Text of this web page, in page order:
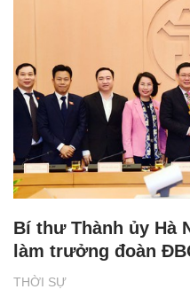
THỜI SỰ
Bí thư Thành ủy Hà
làm trưởng đoàn